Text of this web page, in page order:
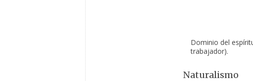
Dominio del
trabajador).
Naturalismo